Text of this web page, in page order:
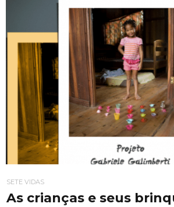
SETE VIDAS
As crianças e seus